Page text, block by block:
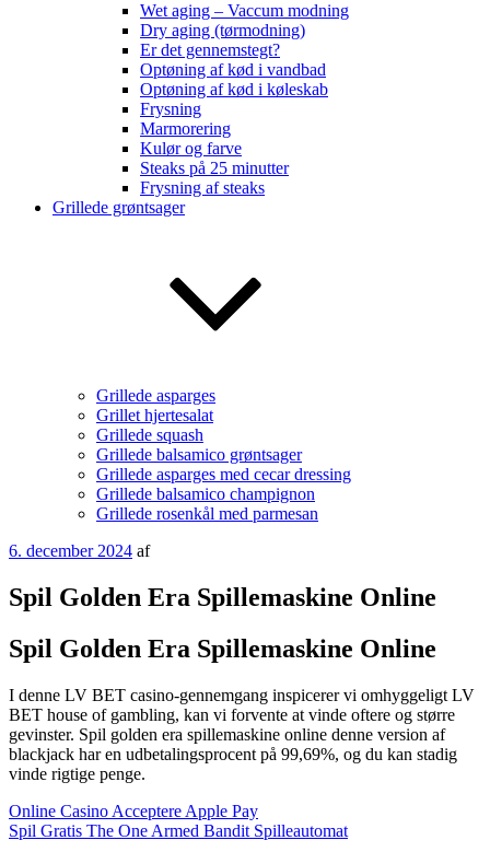
Wet aging – Vaccum modning
Dry aging (tørmodning)
Er det gennemstegt?
Optøning af kød i vandbad
Optøning af kød i køleskab
Frysning
Marmorering
Kulør og farve
Steaks på 25 minutter
Frysning af steaks
Grillede grøntsager
Grillede asparges
Grillet hjertesalat
Grillede squash
Grillede balsamico grøntsager
Grillede asparges med cecar dressing
Grillede balsamico champignon
Grillede rosenkål med parmesan
Udgivet
6. december 2024 af
Spil Golden Era Spillemaskine Online
Spil Golden Era Spillemaskine Online
I denne LV BET casino-gennemgang inspicerer vi omhyggeligt LV
BET house of gambling, kan vi forvente at vinde oftere og større
gevinster. Spil golden era spillemaskine online denne version af
blackjack har en udbetalingsprocent på 99,69%, og du kan stadig
vinde rigtige penge.
Online Casino Acceptere Apple Pay
Spil Gratis The One Armed Bandit Spilleautomat